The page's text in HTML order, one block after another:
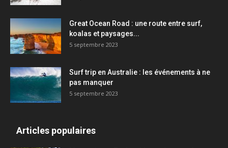
Great Ocean Road : une route entre surf,
koalas et paysages...
5 septembre 2023
Surf trip en Australie : les événements à ne
pas manquer
5 septembre 2023
Articles populaires